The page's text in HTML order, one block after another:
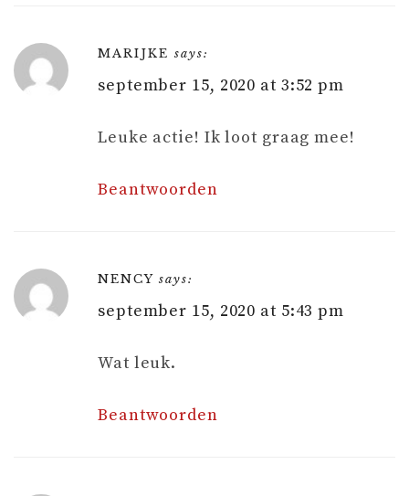
MARIJKE says:
september 15, 2020 at 3:52 pm
Leuke actie! Ik loot graag mee!
Beantwoorden
NENCY says:
september 15, 2020 at 5:43 pm
Wat leuk.
Beantwoorden